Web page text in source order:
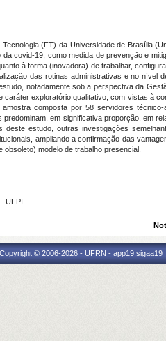
(FT) da Universidade de Brasília
covid-19, como medida de prevenção e
à forma (inovadora) de trabalhar,
das rotinas administrativas e no nível
notadamente sob a perspectiva da
exploratório qualitativo, com vistas à
composta por 58 servidores
em significativa proporção, em
estudo, outras investigações
ampliando a confirmação das
modelo de trabalho presencial.
UFPI
© 2006-2026 - UFRN - app19.sigaa19